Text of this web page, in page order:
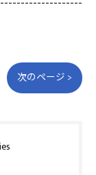
次のページ >